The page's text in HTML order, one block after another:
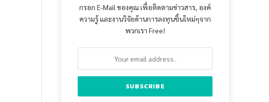
กรอก E-Mail ของคุณ เพื่อติดตามข่าวสาร, องค์
ความรู้ และงานวิจัยด้านการลงทุนชิ้นใหม่ๆจาก
พวกเรา Free!